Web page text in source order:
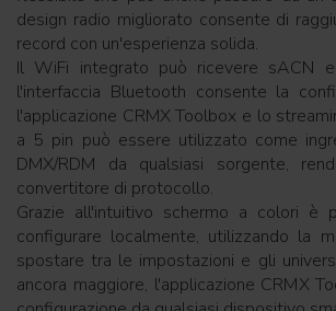
design radio migliorato consente di
record con un'esperienza solida.
Il WiFi integrato può ricevere sACN
l'interfaccia Bluetooth consente la
l'applicazione CRMX Toolbox e lo
a 5 pin può essere utilizzato come
DMX/RDM da qualsiasi sorgente,
convertitore di protocollo.
Grazie all'intuitivo schermo a colori è
configurare localmente, utilizzando la
spostare tra le impostazioni e gli
ancora maggiore, l'applicazione CRMX